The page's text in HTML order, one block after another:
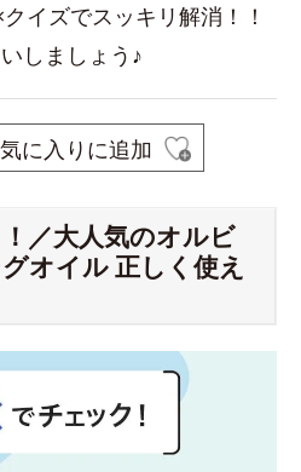
イズでスッキリ解消！！
しましょう♪
に入りに追加
／大人気のオルビ
オイル 正しく使え